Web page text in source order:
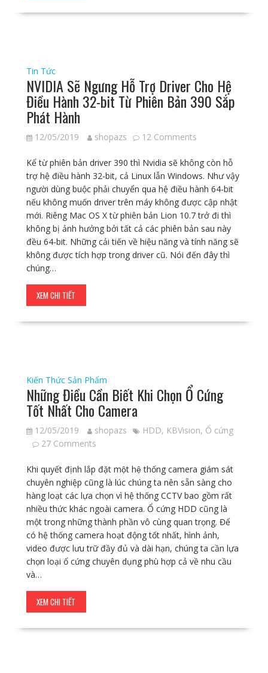
Tin Tức
NVIDIA Sẽ Ngưng Hỗ Trợ Driver Cho Hệ
Điều Hành 32-bit Từ Phiên Bản 390 Sắp
Phát Hành
12/05/2019 shopazs 12 Comments
Kể từ phiên bản driver 390 thì Nvidia sẽ không còn hỗ
trợ hệ điều hành 32-bit, cả Linux lẫn Windows. Như vậy
người dùng buộc phải chuyển qua hệ điều hành 64-bit
nếu không muốn driver trên máy không được cập nhật
mới. Riêng Mac OS X từ phiên bản Lion 10.7 trở đi thì
không bị ảnh hưởng bởi tất cả các phiên bản sau này
đều 64-bit. Những cải tiến về hiệu năng và tính năng sẽ
không được tích hợp trong driver cũ. Nói đến đây thì
chúng…
XEM CHI TIẾT
Kiến Thức Sản Phẩm
Những Điều Cần Biết Khi Chọn Ổ Cứng
Tốt Nhất Cho Camera
12/05/2019 shopazs HDD, KBVision, Ổ cứng
27 Comments
Khi quyết định lắp đặt một hệ thống camera giám sát
chuyên nghiệp cũng là lúc chúng ta nên sẵn sàng cho
hàng loạt các lựa chọn vì hệ thống CCTV bao gồm rất
nhiều thức khác ngoài camera. Ổ cứng HDD cũng là
một trong những thành phần vô cùng quan trọng. Để
có hệ thống camera hoạt động tốt nhất, hình ảnh,
video được lưu trữ đầy đủ và dài hạn, chúng ta cần lựa
chọn loại ổ cứng chuyên dụng phù hợp cả về nhu cầu
và…
XEM CHI TIẾT